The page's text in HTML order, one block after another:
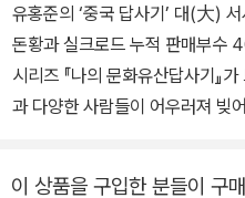
및 문화예술 대학원장과 석좌교
중앙박물관 관장으로 있다. 미술
사》, 《외국인을 위한 한국미술사》,
《유홍준의 한국미술사 강의》(전
유홍준의 ‘중국 답사기’ 대(大)
돈황과 실크로드 누적 판매부수 400만부를 넘긴 독보적 베스트셀러
시리즈 『나의 문화유산답사기』
과 다양한 사람들이 어우러져 빚
이 상품을 구입한 분들이 구